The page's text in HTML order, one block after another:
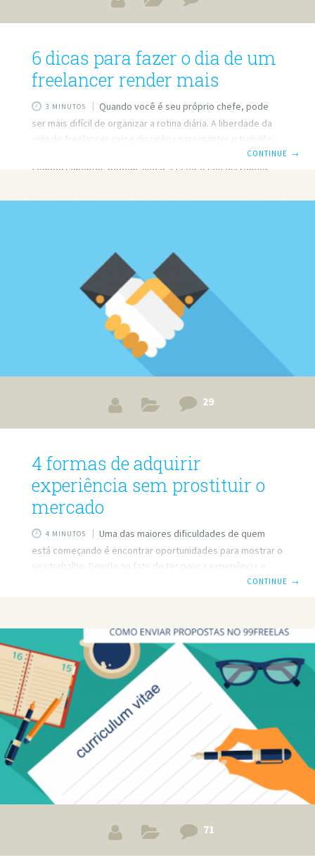
6 dicas para fazer o dia de um
freelancer render mais
3 MINUTOS
Quando você é seu próprio chefe, pode
ser mais difícil de organizar a rotina diária. A liberdade da
vida de freelancer exige disciplina para manter o trabalho
comportamentos podem ajudar a fazer o seu dia render
terno e gravata, mas ficar de pijama vai deixar você com a
CONTINUE →
29
4 formas de adquirir
experiência sem prostituir o
mercado
4 MINUTOS
Uma das maiores dificuldades de quem
está começando é encontrar oportunidades para mostrar o
seu trabalho. Devido ao fato de ter pouca experiência e
ainda não ter um portfólio sólido, o profissional iniciante
oferecendo valores muito abaixo da média. Parece a
maneira correta de começar, mas a longo prazo essa
prática pode prejudicar a imagem do profissional e
também do mercado em que ele atua. Veja abaixo
CONTINUE →
71